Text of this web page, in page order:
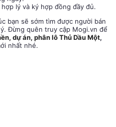
lý và ký hợp đồng đầy đủ.
bạn sẽ sớm tìm được người bán
Đừng quên truy cập Mogi.vn để
dự án, phân lô Thủ Dầu Một,
nhất nhé.